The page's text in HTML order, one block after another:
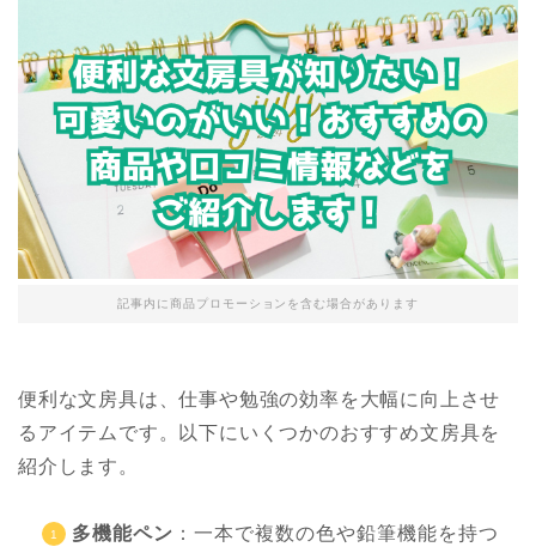
記事内に商品プロモーションを含む場合があります
便利な文房具は、仕事や勉強の効率を大幅に向上させ
るアイテムです。以下にいくつかのおすすめ文房具を
紹介します。
多機能ペン ：一本で複数の色や鉛筆機能を持つ